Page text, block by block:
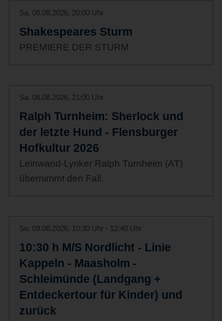
Sa. 08.08.2026, 20:00 Uhr
Shakespeares Sturm
PREMIERE DER STURM
Sa. 08.08.2026, 21:00 Uhr
Ralph Turnheim: Sherlock und
der letzte Hund - Flensburger
Hofkultur 2026
Leinwand-Lyriker Ralph Turnheim (AT)
übernimmt den Fall.
So. 09.08.2026, 10:30 Uhr - 12:40 Uhr
10:30 h M/S Nordlicht - Linie
Kappeln - Maasholm -
Schleimünde (Landgang +
Entdeckertour für Kinder) und
zurück